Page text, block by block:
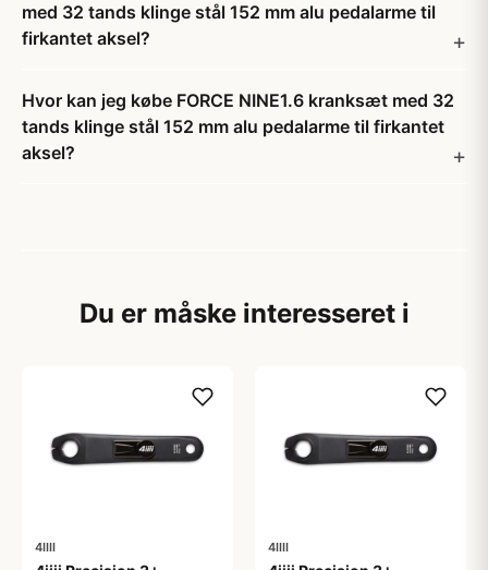
med 32 tands klinge stål 152 mm alu pedalarme til
firkantet aksel?
Hvor kan jeg købe FORCE NINE1.6 kranksæt med 32
tands klinge stål 152 mm alu pedalarme til firkantet
aksel?
Du er måske interesseret i
4IIII 4IIII